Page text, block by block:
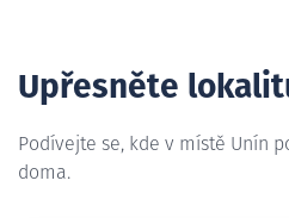
Upřesněte
Podívejte se, kde v místě Unín
doma.